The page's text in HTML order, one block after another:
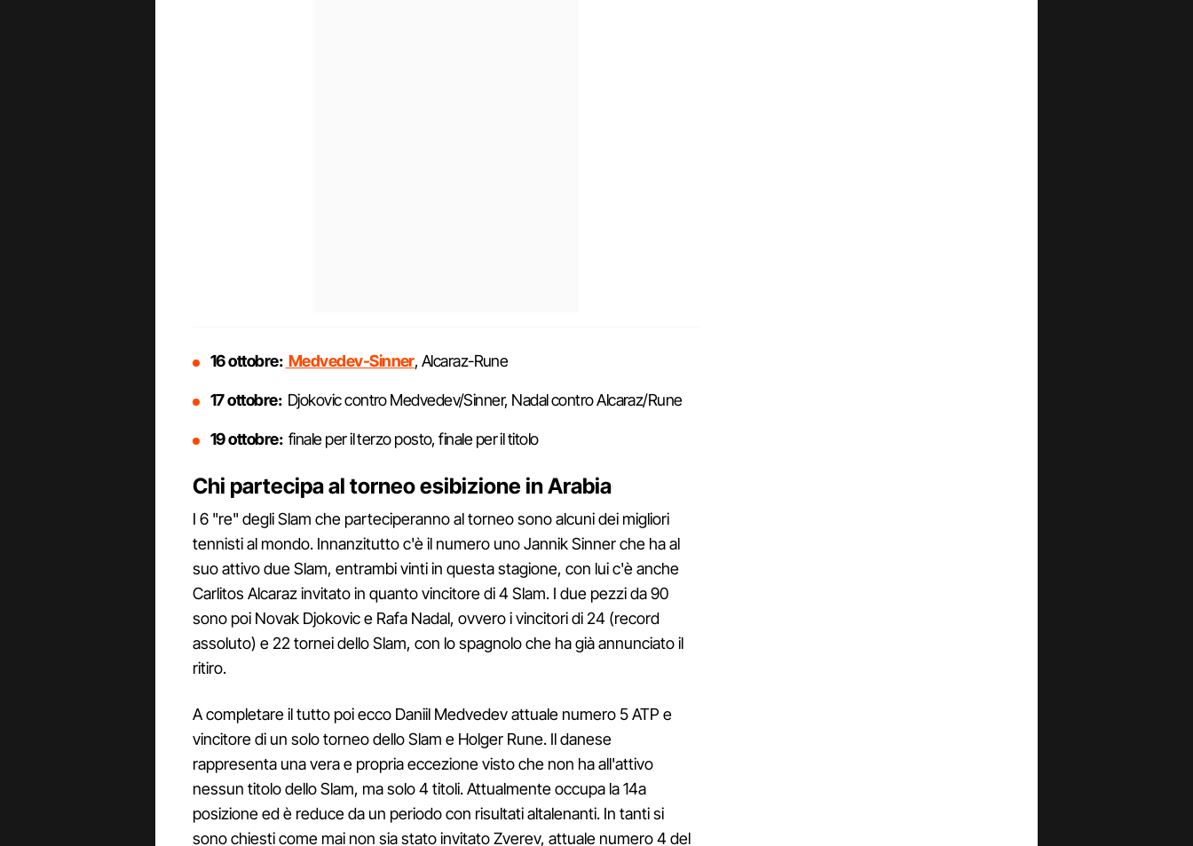
16 ottobre: ​​Medvedev-Sinner, Alcaraz-Rune
17 ottobre:​​Djokovic contro Medvedev/Sinner, Nadal contro Alcaraz/Rune
19 ottobre: ​​finale per il terzo posto, finale per il titolo
Chi partecipa al torneo esibizione in Arabia
I 6 "re" degli Slam che parteciperanno al torneo sono alcuni dei migliori
tennisti al mondo. Innanzitutto c'è il numero uno Jannik Sinner che ha al
suo attivo due Slam, entrambi vinti in questa stagione, con lui c'è anche
Carlitos Alcaraz invitato in quanto vincitore di 4 Slam. I due pezzi da 90
sono poi Novak Djokovic e Rafa Nadal, ovvero i vincitori di 24 (record
assoluto) e 22 tornei dello Slam, con lo spagnolo che ha già annunciato il
ritiro.
A completare il tutto poi ecco Daniil Medvedev attuale numero 5 ATP e
vincitore di un solo torneo dello Slam e Holger Rune. Il danese
rappresenta una vera e propria eccezione visto che non ha all'attivo
nessun titolo dello Slam, ma solo 4 titoli. Attualmente occupa la 14a
posizione ed è reduce da un periodo con risultati altalenanti. In tanti si
sono chiesti come mai non sia stato invitato Zverev, attuale numero 4 del